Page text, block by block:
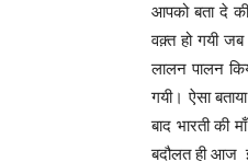
आपको बता दे
वक़्त हो गयी जब
लालन पालन
गयी। ऐसा
बाद भारती की
बदौलत ही आज